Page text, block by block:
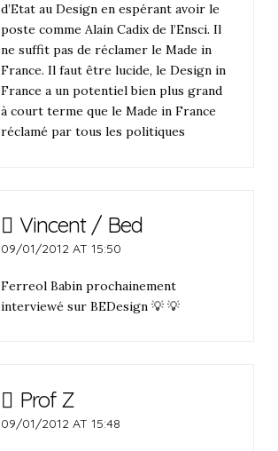
d’Etat au Design en espérant avoir le
poste comme Alain Cadix de l’Ensci. Il
ne suffit pas de réclamer le Made in
France. Il faut être lucide, le Design in
France a un potentiel bien plus grand
à court terme que le Made in France
réclamé par tous les politiques
Vincent / Bed
09/01/2012 AT 15:50
Ferreol Babin prochainement
interviewé sur BEDesign 💡 💡
Prof Z
09/01/2012 AT 15:48